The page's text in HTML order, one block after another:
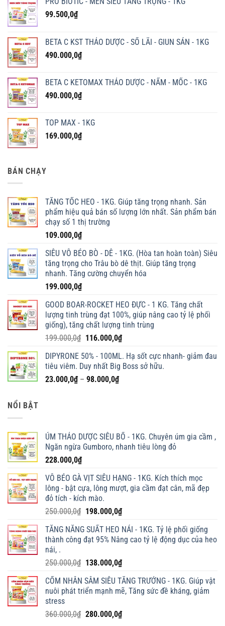
99.500,0₫
BETA C KST THẢO DƯỢC - SỔ LÃI - GIUN SÁN - 1KG
490.000,0₫
BETA C KETOMAX THẢO DƯỢC - NẤM - MỐC - 1KG
490.000,0₫
TOP MAX - 1KG
169.000,0₫
BÁN CHẠY
TĂNG TỐC HEO - 1KG. Giúp tăng trọng nhanh. Sản
phẩm hiệu quả bán số lượng lớn nhất. Sản phẩm bán
chạy số 1 thị trường
109.000,0₫
SIÊU VỖ BÉO BÒ - DÊ - 1KG. (Hòa tan hoàn toàn) Siêu
tăng trọng cho Trâu bò dê thịt. Giúp tăng trọng
nhanh. Tăng cường chuyển hóa
199.000,0₫
GOOD BOAR-ROCKET HEO ĐỰC - 1 KG. Tăng chất
lượng tinh trùng đạt 100%, giúp nâng cao tỷ lệ phối
giống), tăng chất lượng tinh trùng
199.000,0₫ Giá
là:
199.000,0₫.
116.000,0₫Giá
tại
là:
DIPYRONE 50% - 100ML. Hạ sốt cực nhanh- giảm đau
tiêu viêm. Duy nhất Big Boss sở hữu.
23.000,0₫ – 98.000,0₫Khoảng
98.000,0₫
NỔI BẬT
ÚM THẢO DƯỢC SIÊU BỔ - 1KG. Chuyên úm gia cầm ,
Ngăn ngừa Gumboro, nhanh tiêu lòng đỏ
228.000,0₫
VỖ BÉO GÀ VỊT SIÊU HẠNG - 1KG. Kích thích mọc
lông - bật cựa, lông mượt, gia cầm đạt cân, mã đẹp
đỏ tích - kích mào.
250.000,0₫ Giá
là:
250.000,0₫.
198.000,0₫Giá
tại
là:
TĂNG NĂNG SUẤT HEO NÁI - 1KG. Tỷ lệ phối giống
thành công đạt 95% Nâng cao tỷ lệ động dục của heo
nái, .
250.000,0₫ Giá
là:
250.000,0₫.
138.000,0₫Giá
tại
là:
CỐM NHÂN SÂM SIÊU TĂNG TRƯỞNG - 1KG. Giúp vật
nuôi phát triển mạnh mẽ, Tăng sức đề kháng, giảm
stress
360.000,0₫ Giá
280.000,0₫Giá